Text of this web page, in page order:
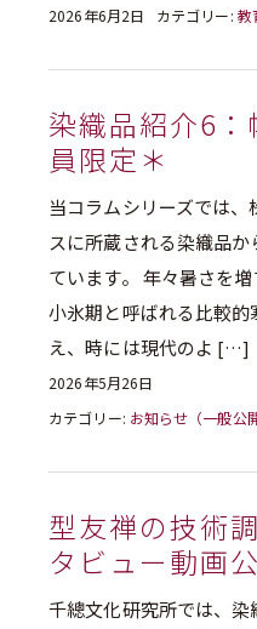
2026年6月2日 カテゴリー: 教
染織品紹介6
員限定＊
当コラムシリーズでは
スに所蔵される染織品
ています。 年々暑さを増
小氷期と呼ばれる比較
え、時には現代のよ […]
2026年5月26日
カテゴリー: お知らせ（一般公開
型友禅の技術
タビュー動画
千總文化研究所では、染